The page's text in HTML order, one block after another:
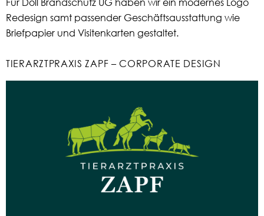
Redesign samt passender Geschäftsausstattung wie
Briefpapier und Visitenkarten gestaltet.
TIERARZTPRAXIS ZAPF – CORPORATE DESIGN